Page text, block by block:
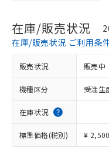
在庫/販売状況
在庫/販売状況 ご利用条
販売状況 販売中
機種区分 受注生
在庫状況
標準価格(税別) ¥ 2,500